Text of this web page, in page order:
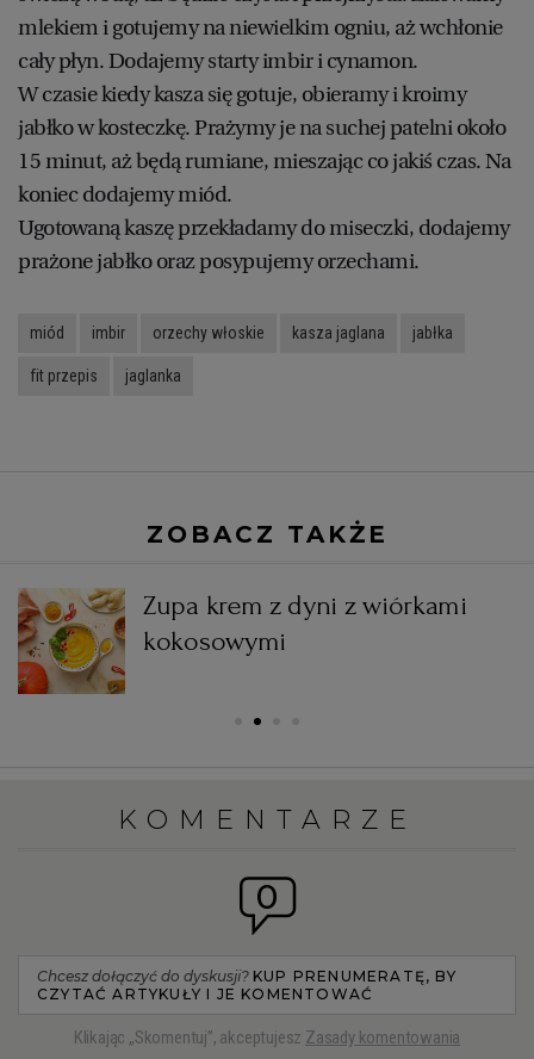
mlekiem i gotujemy na niewielkim ogniu, aż wchłonie
cały płyn. Dodajemy starty imbir i cynamon.
W czasie kiedy kasza się gotuje, obieramy i kroimy
jabłko w kosteczkę. Prażymy je na suchej patelni około
15 minut, aż będą rumiane, mieszając co jakiś czas. Na
koniec dodajemy miód.
Ugotowaną kaszę przekładamy do miseczki, dodajemy
prażone jabłko oraz posypujemy orzechami.
miód imbir orzechy włoskie kasza jaglana jabłka
fit przepis jaglanka
ZOBACZ TAKŻE
Zupa krem z dyni z wiórkami
kokosowymi
KOMENTARZE
0
Chcesz dołączyć do dyskusji? KUP PRENUMERATĘ, BY
CZYTAĆ ARTYKUŁY I JE KOMENTOWAĆ
Klikając „Skomentuj”, akceptujesz Zasady komentowania